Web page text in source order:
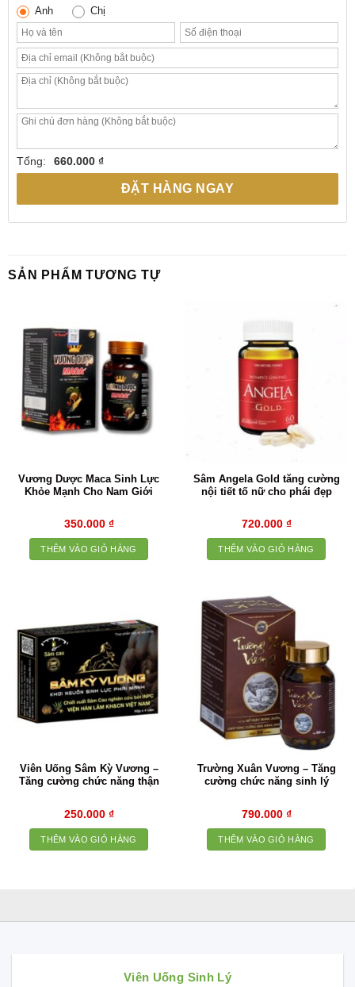
Anh Chị
Tổng: 660.000 ₫
ĐẶT HÀNG NGAY
SẢN PHẨM TƯƠNG TỰ
Vương Dược Maca Sinh Lực
Khỏe Mạnh Cho Nam Giới
350.000 ₫
THÊM VÀO GIỎ HÀNG
Sâm Angela Gold tăng cường
nội tiết tố nữ cho phái đẹp
720.000 ₫
THÊM VÀO GIỎ HÀNG
Viên Uống Sâm Kỳ Vương –
Tăng cường chức năng thận
250.000 ₫
THÊM VÀO GIỎ HÀNG
Trường Xuân Vương – Tăng
cường chức năng sinh lý
790.000 ₫
THÊM VÀO GIỎ HÀNG
Viên Uống Sinh Lý